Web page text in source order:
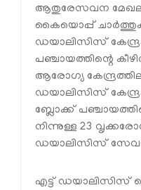
ആതുരേസവന
കൈയൊപ്പ്
ഡയാലിസിസ്
പഞ്ചായത്തിന്റെ
ആരോഗ്യ
ഡയാലിസിസ്
ബ്ലോക്ക്
നിന്നുള്ള 23
ഡയാലിസിസ്
എട്ട് ഡയാലിസിസ്